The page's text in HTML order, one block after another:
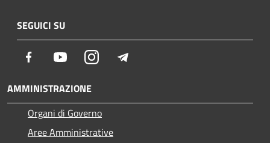
SEGUICI SU
Facebook YoutubeInstagram
AMMINISTRAZIONE
Organi di Governo
Aree Amministrative